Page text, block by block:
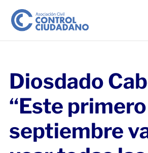
Diosdado
“Este
septiembre